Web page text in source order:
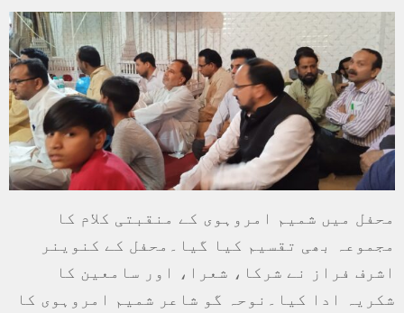
محفل میں شمیم امروہوی کے منقبتی کلام کا
مجموعہ بھی تقسیم کیا گیا۔محفل کے کنوینر
اشرف فراز نے شرکا، شعرا، اور سامعین کا
شکریہ ادا کیا۔نوحہ گو شاعر شمیم امروہوی کا